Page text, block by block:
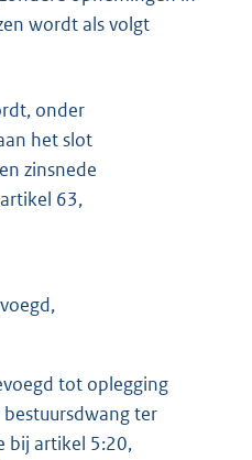
wordt als volgt
onder
het slot
zinsnede
63,
tot oplegging
ter
bij artikel 5:20,